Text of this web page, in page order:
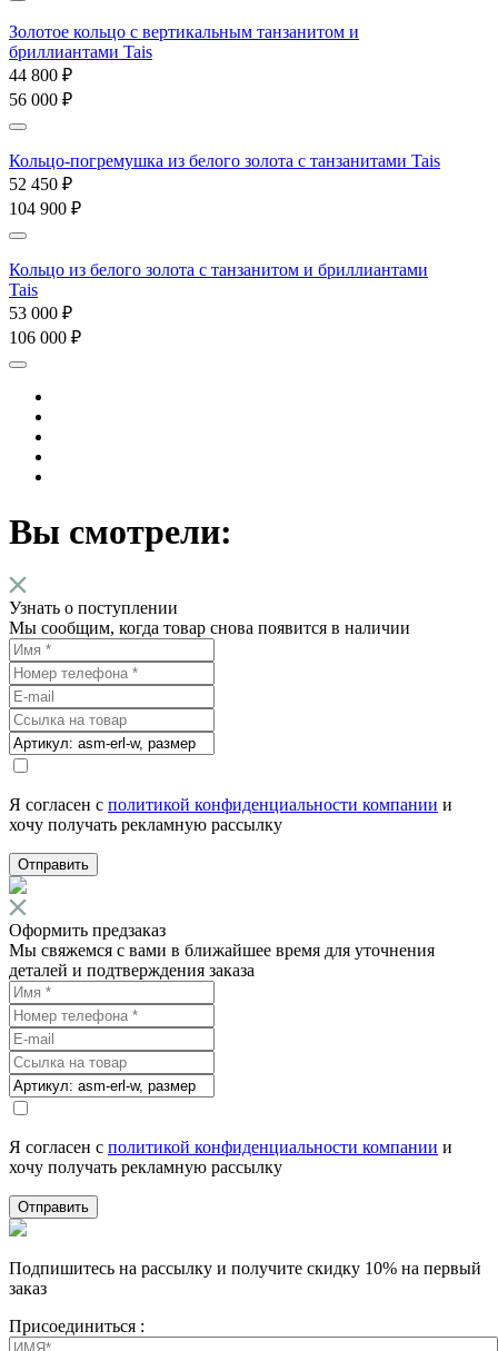
Золотое кольцо с вертикальным танзанитом и
бриллиантами Tais
44 800 ₽
56 000 ₽
Кольцо-погремушка из белого золота с танзанитами Tais
52 450 ₽
104 900 ₽
Кольцо из белого золота с танзанитом и бриллиантами
Tais
53 000 ₽
106 000 ₽
Вы смотрели:
Узнать о поступлении
Мы сообщим, когда товар снова появится в наличии
Я согласен с политикой конфиденциальности компании и
хочу получать рекламную рассылку
Отправить
Оформить предзаказ
Мы свяжемся с вами в ближайшее время для уточнения
деталей и подтверждения заказа
Я согласен с политикой конфиденциальности компании и
хочу получать рекламную рассылку
Отправить
Подпишитесь на рассылку и получите скидку 10% на первый
заказ
Присоединиться :